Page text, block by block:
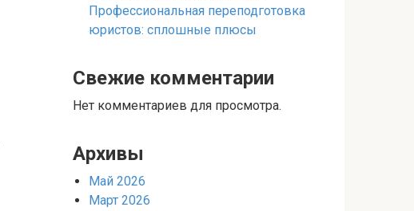
Профессиональная переподготовка
юристов: сплошные плюсы
Свежие комментарии
Нет комментариев для просмотра.
Архивы
Май 2026
Март 2026